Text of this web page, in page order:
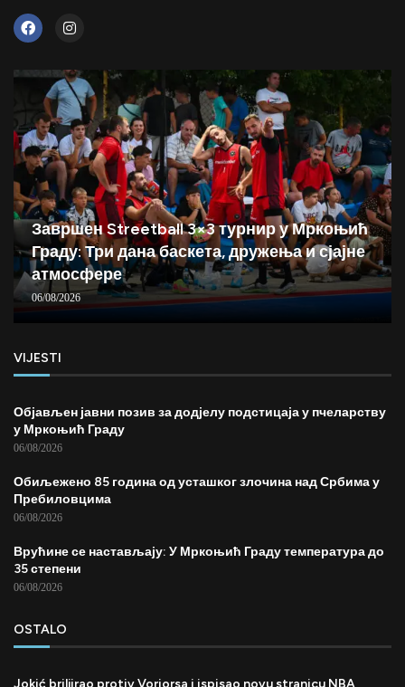
Завршен Streetball 3×3 турнир у Мркоњић
Граду: Три дана баскета, дружења и сјајне
атмосфере
06/08/2026
VIJESTI
Објављен јавни позив за додјелу подстицаја у пчеларству
у Мркоњић Граду
06/08/2026
Обиљежено 85 година од усташког злочина над Србима у
Пребиловцима
06/08/2026
Врућине се настављају: У Мркоњић Граду температура до
35 степени
06/08/2026
OSTALO
Jokić briljirao protiv Voriorsa i ispisao novu stranicu NBA